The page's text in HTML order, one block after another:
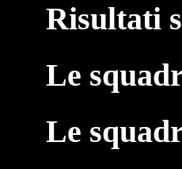
Risultati
Le
Le